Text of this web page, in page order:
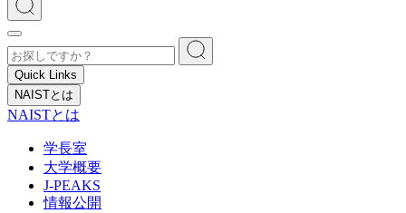
Quick Links
NAISTとは
NAISTとは
学長室
大学概要
J-PEAKS
情報公開